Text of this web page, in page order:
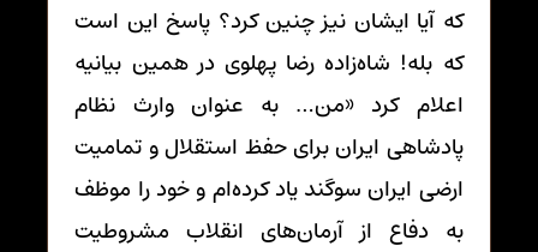
که آیا ایشان نیز چنین کرد؟ پاسخ این است
که بله! شاه‌زاده رضا پهلوی در همین بیانیه
اعلام کرد «من… به عنوان وارث نظام
پادشاهی ایران برای حفظ استقلال و تمامیت
ارضی ایران سوگند یاد کرده‌ام و خود را موظف
به دفاع از آرمان‌های انقلاب مشروطیت